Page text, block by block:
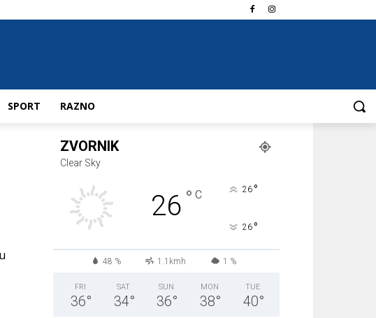
SPORT RAZNO
ZVORNIK
Clear Sky
26 ° C 26 °
26 °
48 % 1.1kmh 1 %
FRI
36°
SAT
34°
SUN
36°
MON
38°
TUE
40°